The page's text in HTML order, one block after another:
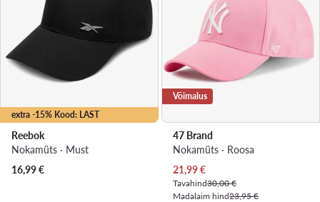
extra -15% Kood: LAST
Reebok
Nokamüts · Must
16,99€
Võimalus
47 Brand
Nokamüts · Roosa
Praegune hind
21,99€
Tavahind30,00 €
Madalaim hind23,95 €